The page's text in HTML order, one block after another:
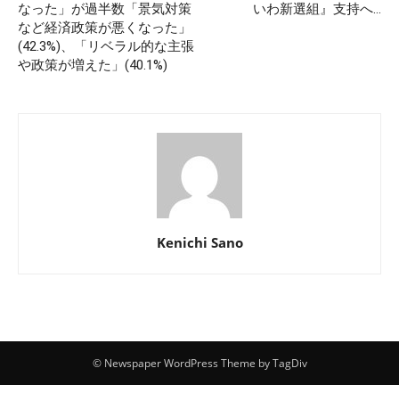
なった」が過半数「景気対策
など経済政策が悪くなった」
(42.3%)、「リベラル的な主張
や政策が増えた」(40.1%)
いわ新選組』支持へ…
Kenichi Sano
© Newspaper WordPress Theme by TagDiv